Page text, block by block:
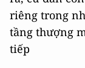
riêng trong
tầng thượng
tiếp